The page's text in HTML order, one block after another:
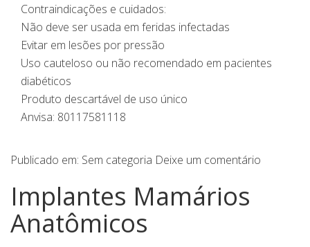
Contraindicações e cuidados:
Não deve ser usada em feridas infectadas
Evitar em lesões por pressão
Uso cauteloso ou não recomendado em pacientes
diabéticos
Produto descartável de uso único
Anvisa: 80117581118
Publicado em: Sem categoria Deixe um comentário
Implantes Mamários
Anatômicos